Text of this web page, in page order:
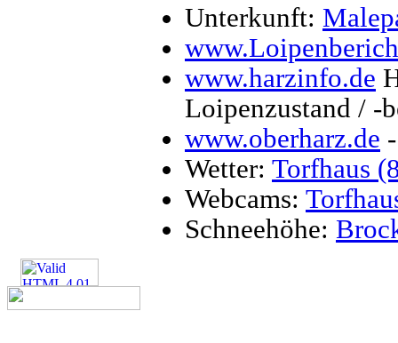
Unterkunft:
www.harzinfo.de
Loipenzustand / -
www.oberharz.de
Wetter: Torfhaus
Webcams:
Schneehöhe: